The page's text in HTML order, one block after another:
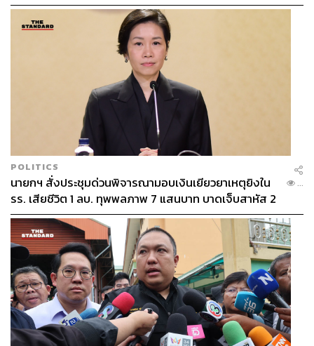
POLITICS
นายกฯ สั่งประชุมด่วนพิจารณามอบเงินเยียวยาเหตุยิงใน
รร. เสียชีวิต 1 ลบ. ทุพพลภาพ 7 แสนบาท บาดเจ็บสาหัส 2
แสนบาท บาดเจ็บเล็กน้อย 1 แสนบาท
...